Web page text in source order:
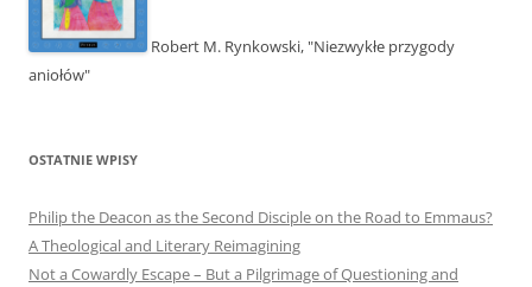
Robert M. Rynkowski, "Niezwykłe przygody
aniołów"
OSTATNIE WPISY
Philip the Deacon as the Second Disciple on the Road to Emmaus?
A Theological and Literary Reimagining
Not a Cowardly Escape – But a Pilgrimage of Questioning and